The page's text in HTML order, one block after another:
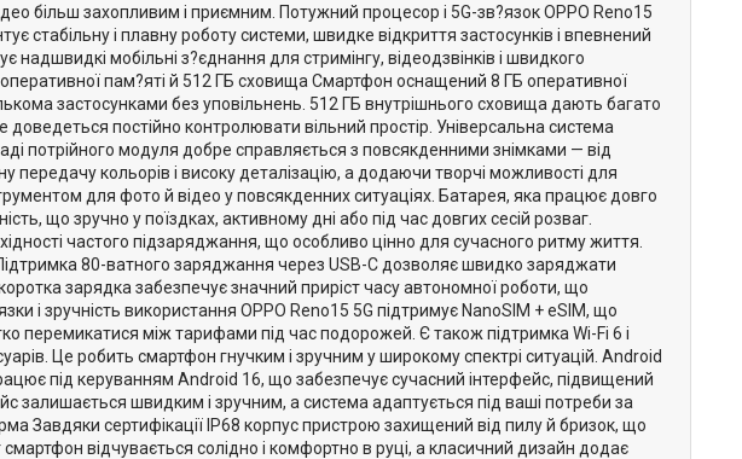
більш захопливим і приємним. Потужний процесор і 5G-зв?язок OPPO Reno15
стабільну і плавну роботу системи, швидке відкриття застосунків і впевнений
надшвидкі мобільні з?єднання для стримінгу, відеодзвінків і швидкого
пам?яті й 512 ГБ сховища Смартфон оснащений 8 ГБ оперативної
застосунками без уповільнень. 512 ГБ внутрішнього сховища дають багато
доведеться постійно контролювати вільний простір. Універсальна система
потрійного модуля добре справляється з повсякденними знімками — від
передачу кольорів і високу деталізацію, а додаючи творчі можливості для
для фото й відео у повсякденних ситуаціях. Батарея, яка працює довго
що зручно у поїздках, активному дні або під час довгих сесій розваг.
частого підзаряджання, що особливо цінно для сучасного ритму життя.
80-ватного заряджання через USB-C дозволяє швидко заряджати
зарядка забезпечує значний приріст часу автономної роботи, що
і зручність використання OPPO Reno15 5G підтримує NanoSIM + eSIM, що
перемикатися між тарифами під час подорожей. Є також підтримка Wi-Fi 6 і
Це робить смартфон гнучким і зручним у широкому спектрі ситуацій. Android
під керуванням Android 16, що забезпечує сучасний інтерфейс, підвищений
залишається швидким і зручним, а система адаптується під ваші потреби за
Завдяки сертифікації IP68 корпус пристрою захищений від пилу й бризок, що
відчувається солідно і комфортно в руці, а класичний дизайн додає